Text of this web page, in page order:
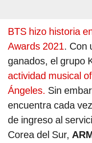
BTS hizo historia
Awards 2021. Con
ganados, el grupo
actividad musical
Ángeles. Sin
encuentra cada
de ingreso al
Corea del Sur,